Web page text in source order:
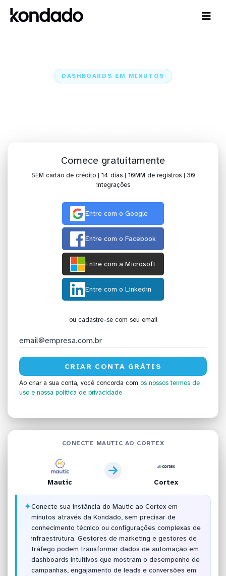
DASHBOARDS EM MINUTOS
Comece gratuitamente
SEM cartão de crédito | 14 dias | 10MM de registros | 30
integrações
Entre com o Google
Entre com o Facebook
Entre com a Microsoft
Entre com o Linkedin
ou cadastre-se com seu email
Ao criar a sua conta, você concorda com os nossos termos de
uso e nossa política de privacidade
CONECTE MAUTIC AO CORTEX
Mautic Cortex
✦Conecte sua instância do Mautic ao Cortex em
minutos através da Kondado, sem precisar de
conhecimento técnico ou configurações complexas de
infraestrutura. Gestores de marketing e gestores de
tráfego podem transformar dados de automação em
dashboards intuitivos que mostram o desempenho de
campanhas, engajamento de leads e conversões em